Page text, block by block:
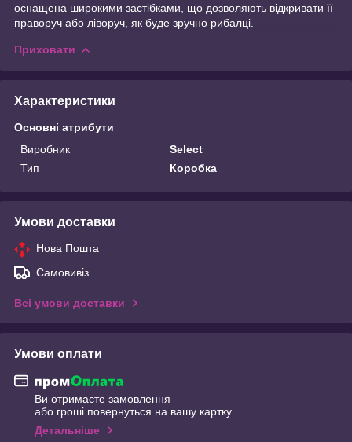
оснащена широкими застібками, що дозволяють відкривати її
праворуч або ліворуч, як буде зручно рибалці.
Приховати
Характеристики
Основні атрибути
Виробник
Select
Тип
Коробка
Умови доставки
Нова Пошта
Самовивіз
Всі умови доставки
Умови оплати
Ви отримаєте замовлення
або гроші повернуться на вашу картку
Детальніше